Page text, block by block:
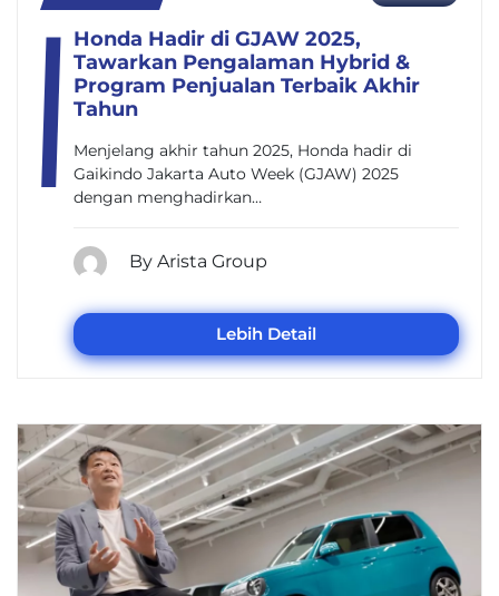
Honda Hadir di GJAW 2025,
Tawarkan Pengalaman Hybrid &
Program Penjualan Terbaik Akhir
Tahun
Menjelang akhir tahun 2025, Honda hadir di
Gaikindo Jakarta Auto Week (GJAW) 2025
dengan menghadirkan…
By Arista Group
Lebih Detail